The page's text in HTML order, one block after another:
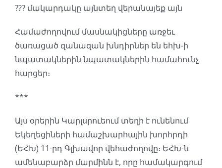
??? մակարդակը այնտեղ վերանայեք այն
Համաժողովում մասնակիցները առջեւ
ծառացած զանազան խնդիրներ են եհխ-ի
նպատակներին նպատակներին համահունչ
հարցեր։
***
Այս օրերին Կարլսրուեում տեղի է ունենում
Եկեղեցիների համաշխարհային խորհրդի
(ԵՀԽ) 11-րդ Գլխավոր վեհաժողովը։ ԵՀԽ-ն
ամենաբարձր մարմինն է, որը համակարգում